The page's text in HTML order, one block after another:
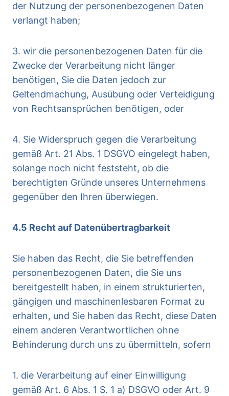
der Nutzung der personenbezogenen Daten
verlangt haben;
3. wir die personenbezogenen Daten für die
Zwecke der Verarbeitung nicht länger
benötigen, Sie die Daten jedoch zur
Geltendmachung, Ausübung oder Verteidigung
von Rechtsansprüchen benötigen, oder
4. Sie Widerspruch gegen die Verarbeitung
gemäß Art. 21 Abs. 1 DSGVO eingelegt haben,
solange noch nicht feststeht, ob die
berechtigten Gründe unseres Unternehmens
gegenüber den Ihren überwiegen.
4.5 Recht auf Datenübertragbarkeit
Sie haben das Recht, die Sie betreffenden
personenbezogenen Daten, die Sie uns
bereitgestellt haben, in einem strukturierten,
gängigen und maschinenlesbaren Format zu
erhalten, und Sie haben das Recht, diese Daten
einem anderen Verantwortlichen ohne
Behinderung durch uns zu übermitteln, sofern
1. die Verarbeitung auf einer Einwilligung
gemäß Art. 6 Abs. 1 S. 1 a) DSGVO oder Art. 9